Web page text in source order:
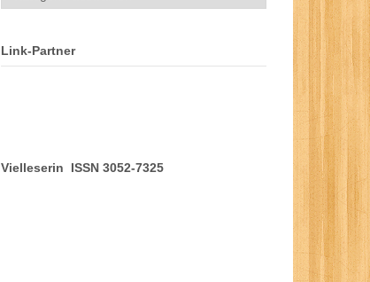
Link-Partner
Vielleserin ISSN 3052-7325